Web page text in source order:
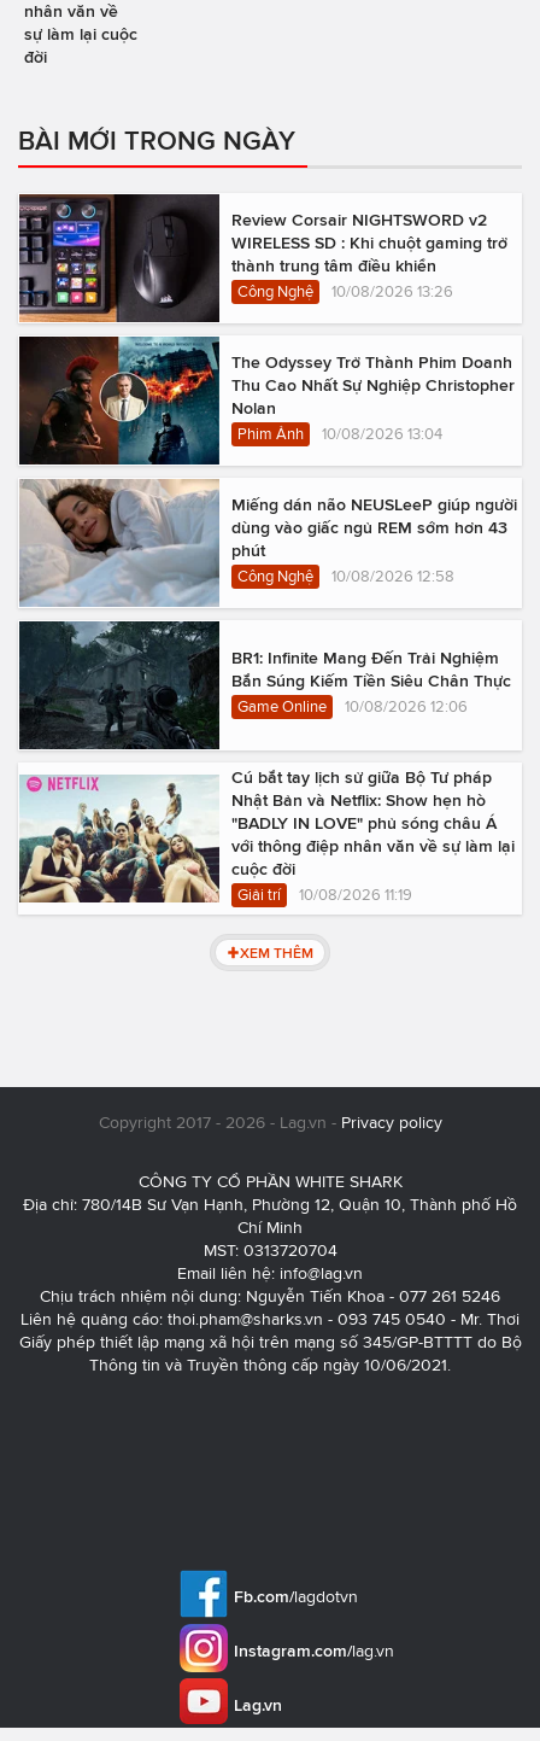
nhân văn về
sự làm lại cuộc
đời
BÀI MỚI TRONG NGÀY
Review Corsair NIGHTSWORD v2
WIRELESS SD : Khi chuột gaming trở
thành trung tâm điều khiển
Công Nghệ 10/08/2026 13:26
The Odyssey Trở Thành Phim Doanh
Thu Cao Nhất Sự Nghiệp Christopher
Nolan
Phim Ảnh 10/08/2026 13:04
Miếng dán não NEUSLeeP giúp người
dùng vào giấc ngủ REM sớm hơn 43
phút
Công Nghệ 10/08/2026 12:58
BR1: Infinite Mang Đến Trải Nghiệm
Bắn Súng Kiếm Tiền Siêu Chân Thực
Game Online 10/08/2026 12:06
Cú bắt tay lịch sử giữa Bộ Tư pháp
Nhật Bản và Netflix: Show hẹn hò
"BADLY IN LOVE" phủ sóng châu Á
với thông điệp nhân văn về sự làm lại
cuộc đời
Giải trí 10/08/2026 11:19
XEM THÊM
Copyright 2017 - 2026 - Lag.vn - Privacy policy
CÔNG TY CỔ PHẦN WHITE SHARK
Địa chỉ: 780/14B Sư Vạn Hạnh, Phường 12, Quận 10, Thành phố Hồ
Chí Minh
MST: 0313720704
Email liên hệ: info@lag.vn
Chịu trách nhiệm nội dung: Nguyễn Tiến Khoa - 077 261 5246
Liên hệ quảng cáo: thoi.pham@sharks.vn - 093 745 0540 - Mr. Thơi
Giấy phép thiết lập mạng xã hội trên mạng số 345/GP-BTTTT do Bộ
Thông tin và Truyền thông cấp ngày 10/06/2021.
Fb.com/lagdotvn
Instagram.com/lag.vn
Lag.vn